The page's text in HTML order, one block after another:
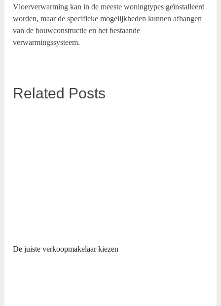
Vloerverwarming kan in de meeste woningtypes geïnstalleerd
worden, maar de specifieke mogelijkheden kunnen afhangen
van de bouwconstructie en het bestaande
verwarmingssysteem.
Related Posts
De juiste verkoopmakelaar kiezen